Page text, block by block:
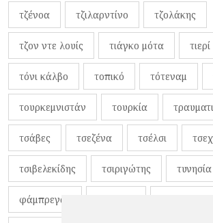
τζένοα τζιλαρντίνο τζολάκης
τζον ντε λουίς τιάγκο μότα
τόνι κάλβο τοπικό τότεναμ
τουρκεμνιστάν τουρκία
τσάβες τσεζένα τσέλσι
τσιβελεκίδης τσιριγώτης τυνησία
φάμπρεγας